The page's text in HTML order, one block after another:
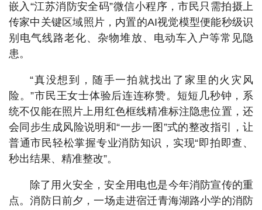
嵌入“江苏消防安全码”微信小程序，市民只需拍摄上
传家中关键区域照片，内置的AI视觉模型便能秒级识
别电气线路老化、杂物堆放、电动车入户等常见隐
患。
“真没想到，随手一拍就找出了家里的火灾风
险。”市民王女士体验后连连称赞。短短几秒钟，系
统不仅能在照片上用红色框线精准标注隐患位置，还
会同步生成风险说明和“一步一图”式的整改指引，让
普通市民轻松掌握专业消防知识，实现“即拍即查、
秒出结果、精准整改”。
除了用火安全，安全用电也是今年消防宣传的重
点。消防日前夕，一场走进宿迁青海湖路小学的消防